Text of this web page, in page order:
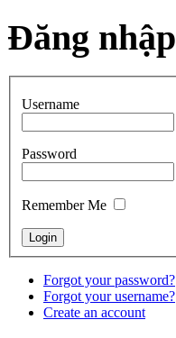
Đăng nhập
Username
Password
Remember Me
Forgot your password?
Forgot your username?
Create an account